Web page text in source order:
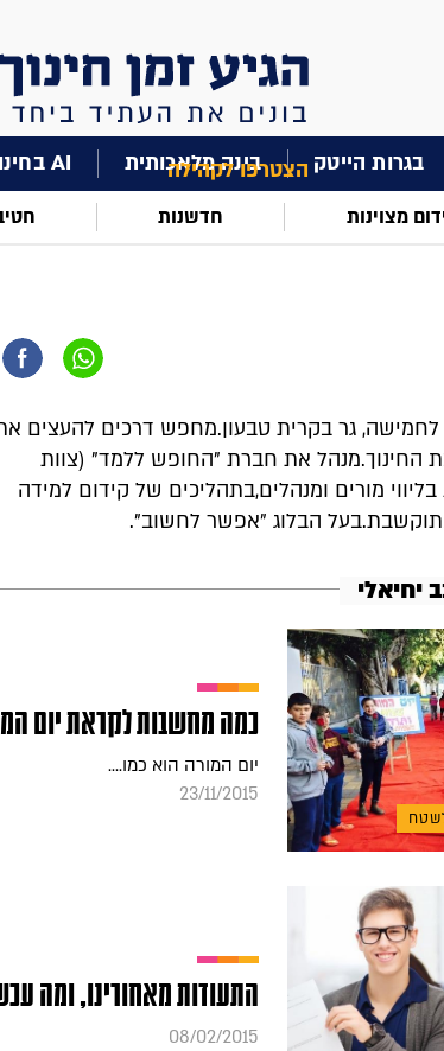
הצטרפו לקהילה בגרות הייטק בינה מלאכותית AI בחינוך
מצוינות חדשנות
לחמישה, גר בקרית טבעון.מחפש דרכים להעצים
החינוך.מנהל את חברת "החופש ללמד" (צוות
מורים ומנהלים,בתהליכים של קידום למידה
הבלוג "אפשר לחשוב".
יחיאלי
כמה מחשבות לקראת יום
יום המורה הוא כמו....
23/11/2015
התעודות מאחורינו, ומה
08/02/2015